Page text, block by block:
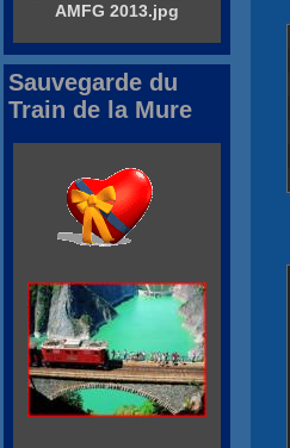
AMFG 2013.jpg
Sauvegarde du
Train de la Mure